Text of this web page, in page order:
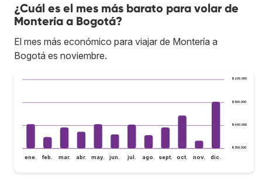
¿Cuál es el mes más barato para volar de
Montería a Bogotá?
El mes más económico para viajar de Montería a
Bogotá es noviembre.
$ 300.000
$ 400.000
$ 500.000
$ 600.000
ene. feb. mar. abr. may. jun. jul. ago. sept. oct. nov. dic.